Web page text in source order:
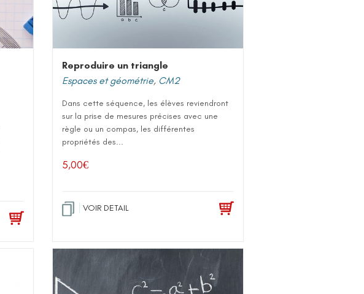
Reproduire un triangle
Espaces et géométrie, CM2
Dans cette séquence, les élèves reviendront
sur la prise de mesures précises avec une
règle ou un compas, les différentes
propriétés des...
5,00€
VOIR DETAIL